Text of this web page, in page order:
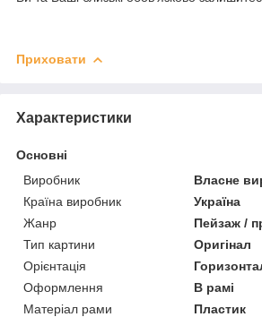
Приховати
Характеристики
Основні
Виробник
Власне
Країна виробник
Україна
Жанр
Пейзаж /
Тип картини
Оригінал
Орієнтація
Оформлення
В рамі
Матеріал рами
Пластик